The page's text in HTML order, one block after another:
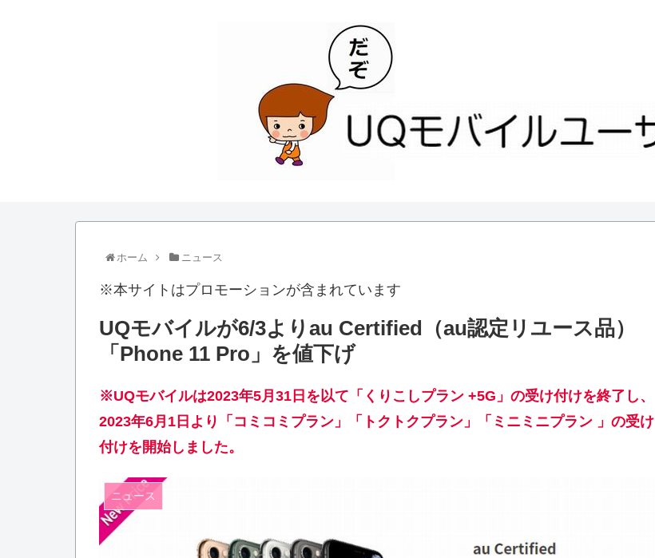
ホーム ニュース
※本サイトはプロモーションが含まれています
UQモバイルが6/3よりau Certified（au認定リユース品）
「Phone 11 Pro」を値下げ
※UQモバイルは2023年5月31日を以て「くりこしプラン +5G」の受け付けを終了し、
2023年6月1日より「コミコミプラン」「トクトクプラン」「ミニミニプラン 」の受け
付けを開始しました。
ニュース